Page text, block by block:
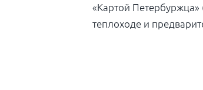
«Картой Петербуржца»
теплоходе и